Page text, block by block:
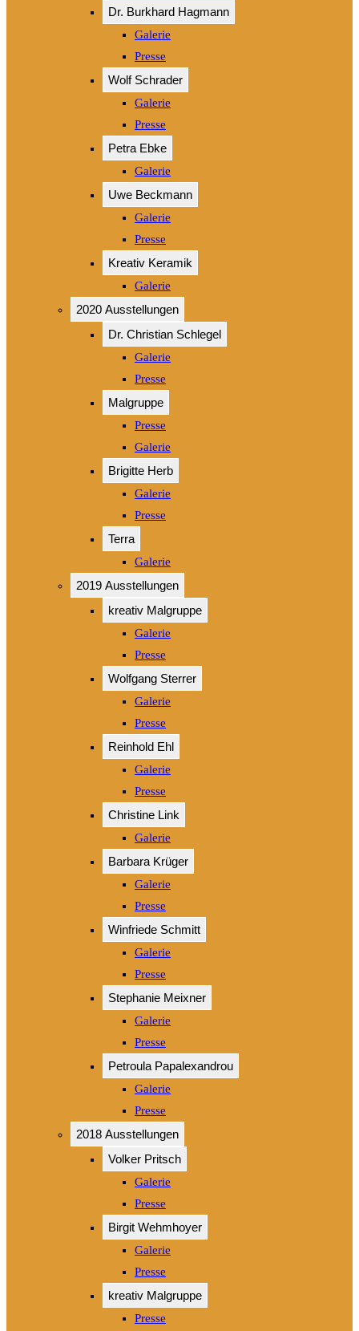
Dr. Burkhard Hagmann
Galerie
Presse
Wolf Schrader
Galerie
Presse
Petra Ebke
Galerie
Uwe Beckmann
Galerie
Presse
Kreativ Keramik
Galerie
2020 Ausstellungen
Dr. Christian Schlegel
Galerie
Presse
Malgruppe
Presse
Galerie
Brigitte Herb
Galerie
Presse
Terra
Galerie
2019 Ausstellungen
kreativ Malgruppe
Galerie
Presse
Wolfgang Sterrer
Galerie
Presse
Reinhold Ehl
Galerie
Presse
Christine Link
Galerie
Barbara Krüger
Galerie
Presse
Winfriede Schmitt
Galerie
Presse
Stephanie Meixner
Galerie
Presse
Petroula Papalexandrou
Galerie
Presse
2018 Ausstellungen
Volker Pritsch
Galerie
Presse
Birgit Wehmhoyer
Galerie
Presse
kreativ Malgruppe
Presse